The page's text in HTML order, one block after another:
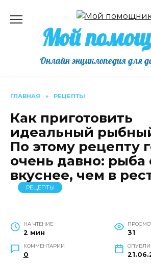
содержаниюМой
Онлайн энциклопедия для
ГЛАВНАЯ » РЕЦЕПТЫ
Как приготовить
идеальный
По этому рецепту
очень давно: рыба
вкуснее, чем в
РЕЦЕПТЫ
НА ЧТЕНИЕ
2 мин 31
КОММЕНТАРИИ
0